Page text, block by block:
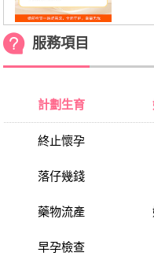
服務項目
計劃生育
終止懷孕
落仔幾錢
藥物流產
早孕檢查